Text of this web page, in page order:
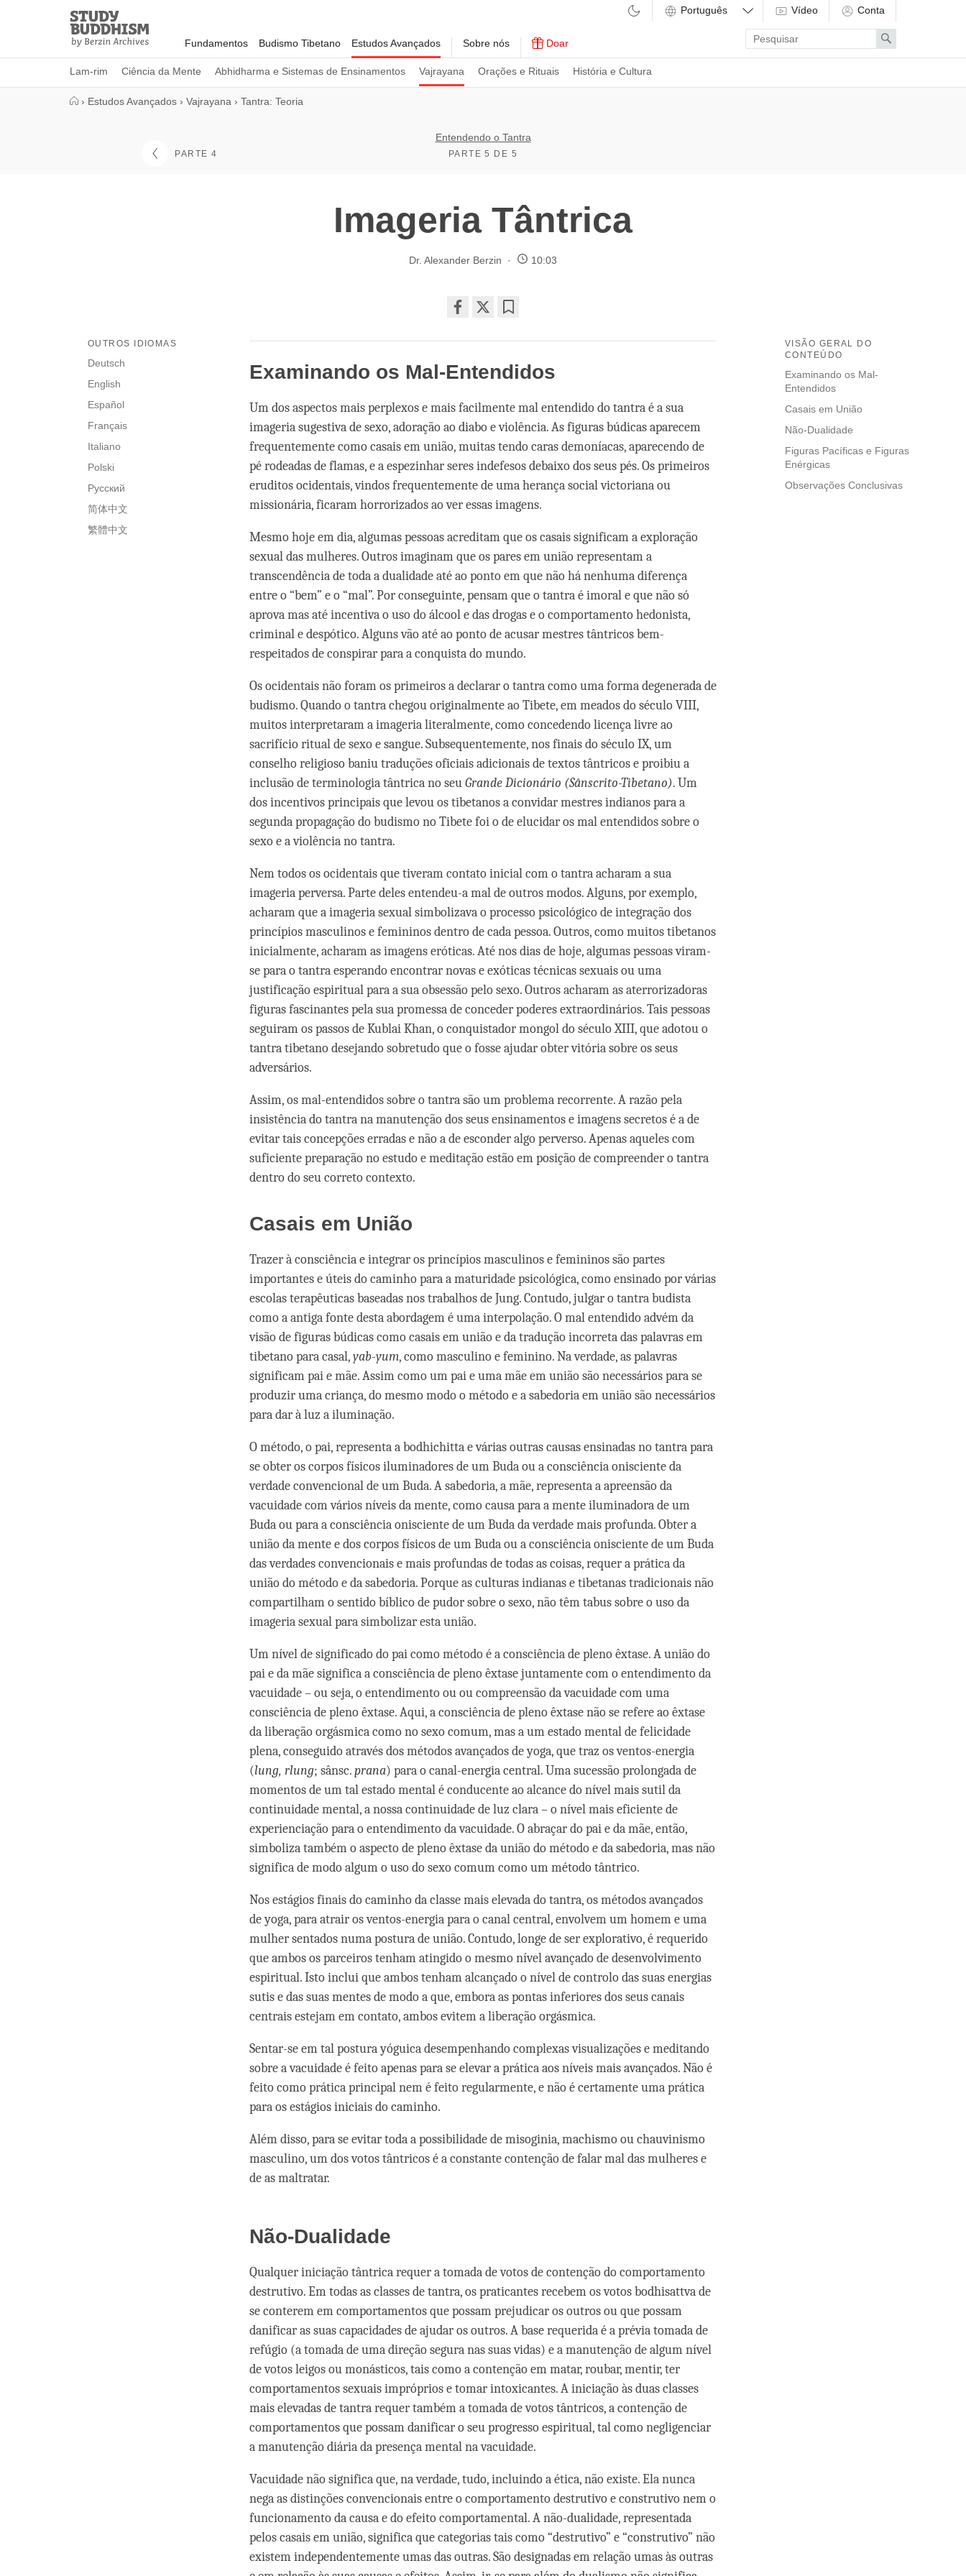
Study
Buddhism
Home
Fundamentos Budismo Tibetano Estudos Avançados
Lam-rim Ciência da Mente Abhidharma e Sistemas de Ensinamentos Vajrayana Orações e Rituais História e Cultura
Sobre nós Doar
Vídeo Conta
Enter
search
term
Search
› Estudos Avançados › Vajrayana › Tantra: Teoria
PARTE 4
Entendendo o Tantra
PARTE 5 DE 5
Imageria Tântrica
Dr. Alexander Berzin 10:03
on
facebook
VISÃO GERAL DO
CONTEÚDO
Examinando os Mal-
Entendidos
Casais em União
Não-Dualidade
Figuras Pacíficas e Figuras
Enérgicas
Observações Conclusivas
OUTROS IDIOMAS
Deutsch
English
Español
Français
Italiano
Polski
Русский
简体中文
繁體中文
Examinando os Mal-Entendidos
Um dos aspectos mais perplexos e mais facilmente mal entendido do tantra é a sua
imageria sugestiva de sexo, adoração ao diabo e violência. As figuras búdicas aparecem
frequentemente como casais em união, muitas tendo caras demoníacas, aparecendo de
pé rodeadas de flamas, e a espezinhar seres indefesos debaixo dos seus pés. Os primeiros
eruditos ocidentais, vindos frequentemente de uma herança social victoriana ou
missionária, ficaram horrorizados ao ver essas imagens.
Mesmo hoje em dia, algumas pessoas acreditam que os casais significam a exploração
sexual das mulheres. Outros imaginam que os pares em união representam a
transcendência de toda a dualidade até ao ponto em que não há nenhuma diferença
entre o “bem” e o “mal”. Por conseguinte, pensam que o tantra é imoral e que não só
aprova mas até incentiva o uso do álcool e das drogas e o comportamento hedonista,
criminal e despótico. Alguns vão até ao ponto de acusar mestres tântricos bem-
respeitados de conspirar para a conquista do mundo.
Os ocidentais não foram os primeiros a declarar o tantra como uma forma degenerada de
budismo. Quando o tantra chegou originalmente ao Tibete, em meados do século VIII,
muitos interpretaram a imageria literalmente, como concedendo licença livre ao
sacrifício ritual de sexo e sangue. Subsequentemente, nos finais do século IX, um
conselho religioso baniu traduções oficiais adicionais de textos tântricos e proibiu a
inclusão de terminologia tântrica no seuGrande Dicionário (Sânscrito-Tibetano). Um
dos incentivos principais que levou os tibetanos a convidar mestres indianos para a
segunda propagação do budismo no Tibete foi o de elucidar os mal entendidos sobre o
sexo e a violência no tantra.
Nem todos os ocidentais que tiveram contato inicial com o tantra acharam a sua
imageria perversa. Parte deles entendeu-a mal de outros modos. Alguns, por exemplo,
acharam que a imageria sexual simbolizava o processo psicológico de integração dos
princípios masculinos e femininos dentro de cada pessoa. Outros, como muitos tibetanos
inicialmente, acharam as imagens eróticas. Até nos dias de hoje, algumas pessoas viram-
se para o tantra esperando encontrar novas e exóticas técnicas sexuais ou uma
justificação espiritual para a sua obsessão pelo sexo. Outros acharam as aterrorizadoras
figuras fascinantes pela sua promessa de conceder poderes extraordinários. Tais pessoas
seguiram os passos de Kublai Khan, o conquistador mongol do século XIII, que adotou o
tantra tibetano desejando sobretudo que o fosse ajudar obter vitória sobre os seus
adversários.
Assim, os mal-entendidos sobre o tantra são um problema recorrente. A razão pela
insistência do tantra na manutenção dos seus ensinamentos e imagens secretos é a de
evitar tais concepções erradas e não a de esconder algo perverso. Apenas aqueles com
suficiente preparação no estudo e meditação estão em posição de compreender o tantra
dentro do seu correto contexto.
Casais em União
Trazer à consciência e integrar os princípios masculinos e femininos são partes
importantes e úteis do caminho para a maturidade psicológica, como ensinado por várias
escolas terapêuticas baseadas nos trabalhos de Jung. Contudo, julgar o tantra budista
como a antiga fonte desta abordagem é uma interpolação. O mal entendido advém da
visão de figuras búdicas como casais em união e da tradução incorreta das palavras em
tibetano para casal,yab-yum, como masculino e feminino. Na verdade, as palavras
significam pai e mãe. Assim como um pai e uma mãe em união são necessários para se
produzir uma criança, do mesmo modo o método e a sabedoria em união são necessários
para dar à luz a iluminação.
O método, o pai, representa a bodhichitta e várias outras causas ensinadas no tantra para
se obter os corpos físicos iluminadores de um Buda ou a consciência onisciente da
verdade convencional de um Buda. A sabedoria, a mãe, representa a apreensão da
vacuidade com vários níveis da mente, como causa para a mente iluminadora de um
Buda ou para a consciência onisciente de um Buda da verdade mais profunda. Obter a
união da mente e dos corpos físicos de um Buda ou a consciência onisciente de um Buda
das verdades convencionais e mais profundas de todas as coisas, requer a prática da
união do método e da sabedoria. Porque as culturas indianas e tibetanas tradicionais não
compartilham o sentido bíblico de pudor sobre o sexo, não têm tabus sobre o uso da
imageria sexual para simbolizar esta união.
Um nível de significado do pai como método é a consciência de pleno êxtase. A união do
pai e da mãe significa a consciência de pleno êxtase juntamente com o entendimento da
vacuidade – ou seja, o entendimento ou ou compreensão da vacuidade com uma
consciência de pleno êxtase. Aqui, a consciência de pleno êxtase não se refere ao êxtase
da liberação orgásmica como no sexo comum, mas a um estado mental de felicidade
plena, conseguido através dos métodos avançados de yoga, que traz os ventos-energia
(lung, rlung; sânsc.prana) para o canal-energia central. Uma sucessão prolongada de
momentos de um tal estado mental é conducente ao alcance do nível mais sutil da
continuidade mental, a nossa continuidade de luz clara – o nível mais eficiente de
experienciação para o entendimento da vacuidade. O abraçar do pai e da mãe, então,
simboliza também o aspecto de pleno êxtase da união do método e da sabedoria, mas não
significa de modo algum o uso do sexo comum como um método tântrico.
Nos estágios finais do caminho da classe mais elevada do tantra, os métodos avançados
de yoga, para atrair os ventos-energia para o canal central, envolvem um homem e uma
mulher sentados numa postura de união. Contudo, longe de ser explorativo, é requerido
que ambos os parceiros tenham atingido o mesmo nível avançado de desenvolvimento
espiritual. Isto inclui que ambos tenham alcançado o nível de controlo das suas energias
sutis e das suas mentes de modo a que, embora as pontas inferiores dos seus canais
centrais estejam em contato, ambos evitem a liberação orgásmica.
Sentar-se em tal postura yóguica desempenhando complexas visualizações e meditando
sobre a vacuidade é feito apenas para se elevar a prática aos níveis mais avançados. Não é
feito como prática principal nem é feito regularmente, e não é certamente uma prática
para os estágios iniciais do caminho.
Além disso, para se evitar toda a possibilidade de misoginia, machismo ou chauvinismo
masculino, um dos votos tântricos é a constante contenção de falar mal das mulheres e
de as maltratar.
Não-Dualidade
Qualquer iniciação tântrica requer a tomada de votos de contenção do comportamento
destrutivo. Em todas as classes de tantra, os praticantes recebem os votos bodhisattva de
se conterem em comportamentos que possam prejudicar os outros ou que possam
danificar as suas capacidades de ajudar os outros. A base requerida é a prévia tomada de
refúgio (a tomada de uma direção segura nas suas vidas) e a manutenção de algum nível
de votos leigos ou monásticos, tais como a contenção em matar, roubar, mentir, ter
comportamentos sexuais impróprios e tomar intoxicantes. A iniciação às duas classes
mais elevadas de tantra requer também a tomada de votos tântricos, a contenção de
comportamentos que possam danificar o seu progresso espiritual, tal como negligenciar
a manutenção diária da presença mental na vacuidade.
Vacuidade não significa que, na verdade, tudo, incluindo a ética, não existe. Ela nunca
nega as distinções convencionais entre o comportamento destrutivo e construtivo nem o
funcionamento da causa e do efeito comportamental. A não-dualidade, representada
pelos casais em união, significa que categorias tais como “destrutivo” e “construtivo” não
existem independentemente umas das outras. São designadas em relação umas às outras